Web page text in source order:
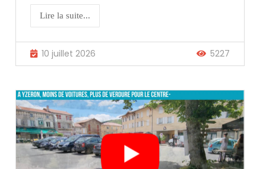
Lire la suite...
10 juillet 2026 5227